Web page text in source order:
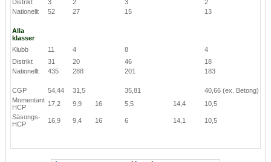
Distrikt
3 2 3
2
Nationellt
52 27 15 13
Alla
klasser
Klubb
11 4 8
4
Distrikt
31 20 46
18
Nationellt
435 288 201 183
CGP 54,44 31,5 35,81 40,66 (ex. Betong)
Momentant
HCP
17,2 9,9 16 5,5 14,4
10,5
Säsongs-
HCP
16,9 9,4 16 6 14,1 10,5